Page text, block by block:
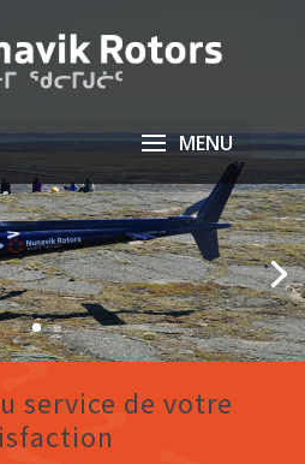
service de votre